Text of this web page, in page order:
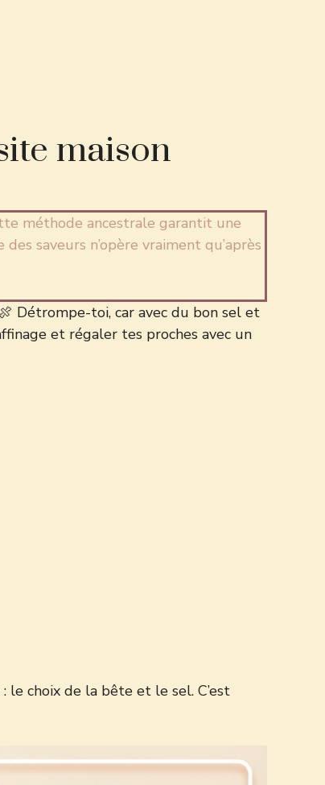
maison
méthode ancestrale garantit une
saveurs n’opère vraiment qu’après
Détrompe-toi, car avec du bon sel et
et régaler tes proches avec un
le choix de la bête et le sel. C’est